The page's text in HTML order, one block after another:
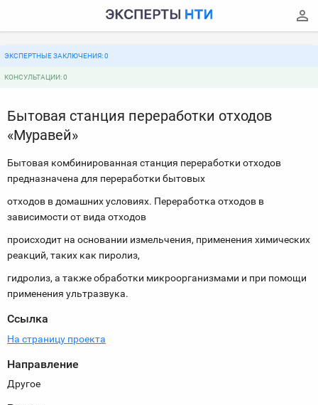
ЭКСПЕРТНЫЕ ЗАКЛЮЧЕНИЯ: 0
КОНСУЛЬТАЦИИ: 0
Бытовая станция переработки отходов
«Муравей»
Бытовая комбинированная станция переработки отходов
предназначена для переработки бытовых
отходов в домашних условиях. Переработка отходов в
зависимости от вида отходов
происходит на основании измельчения, применения химических
реакций, таких как пиролиз,
гидролиз, а также обработки микроорганизмами и при помощи
применения ультразвука.
Ссылка
На страницу проекта
Направление
Другое